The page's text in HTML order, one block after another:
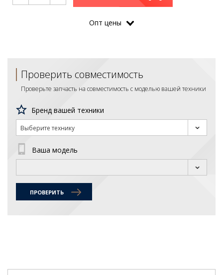
Опт цены
Проверить совместимость
Проверьте запчасть на совместимость с моделью вашей техники
Бренд вашей техники
Выберите технику
Ваша модель
ПРОВЕРИТЬ